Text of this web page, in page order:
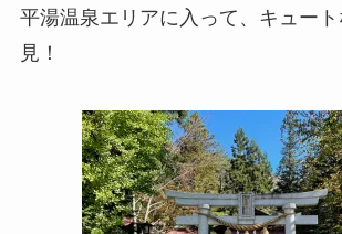
平湯温泉エリアに入って、キュー
見！